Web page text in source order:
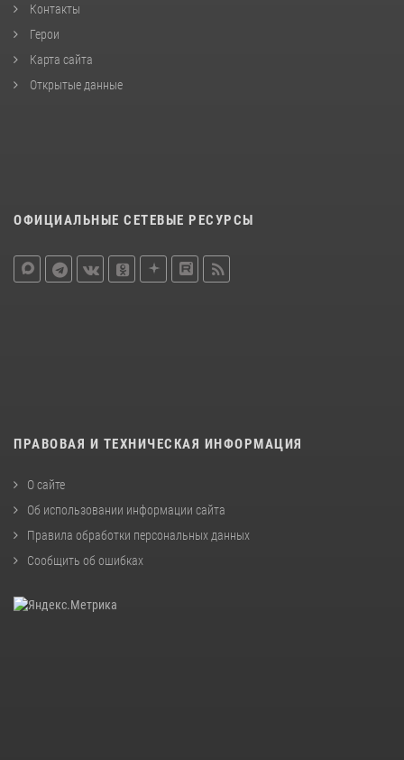
Контакты
Герои
Карта сайта
Открытые данные
ОФИЦИАЛЬНЫЕ СЕТЕВЫЕ РЕСУРСЫ
ПРАВОВАЯ И ТЕХНИЧЕСКАЯ ИНФОРМАЦИЯ
О сайте
Об использовании информации сайта
Правила обработки персональных данных
Сообщить об ошибках